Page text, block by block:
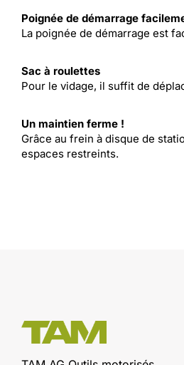
Poignée de démarrage
La poignée de démarrage est
Sac à roulettes
Pour le vidage, il suffit de
Un maintien ferme !
Grâce au frein à disque de
espaces restreints.